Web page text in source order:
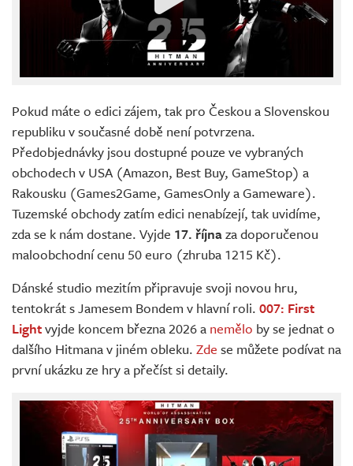
Pokud máte o edici zájem, tak pro Českou a Slovenskou
republiku v současné době není potvrzena.
Předobjednávky jsou dostupné pouze ve vybraných
obchodech v USA (Amazon, Best Buy, GameStop) a
Rakousku (Games2Game, GamesOnly a Gameware).
Tuzemské obchody zatím edici nenabízejí, tak uvidíme,
zda se k nám dostane. Vyjde 17. říjnaza doporučenou
maloobchodní cenu 50 euro (zhruba 1215 Kč).
Dánské studio mezitím připravuje svoji novou hru,
tentokrát s Jamesem Bondem v hlavní roli. 007: First
Lightvyjde koncem března 2026 a nemělo by se jednat o
dalšího Hitmana v jiném obleku. Zde se můžete podívat na
první ukázku ze hry a přečíst si detaily.